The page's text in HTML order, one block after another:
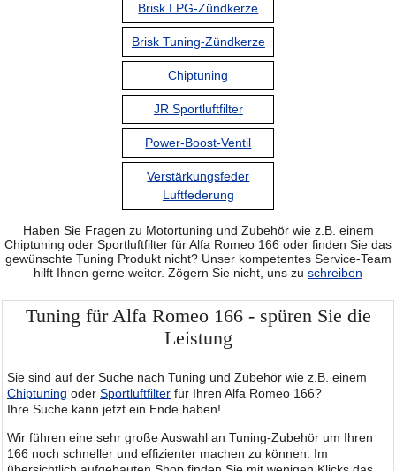
Brisk LPG-Zündkerze
Brisk Tuning-Zündkerze
Chiptuning
JR Sportluftfilter
Power-Boost-Ventil
Verstärkungsfeder
Luftfederung
Haben Sie Fragen zu Motortuning und Zubehör wie z.B. einem
Chiptuning oder Sportluftfilter für Alfa Romeo 166 oder finden Sie das
gewünschte Tuning Produkt nicht? Unser kompetentes Service-Team
hilft Ihnen gerne weiter. Zögern Sie nicht, uns zu schreiben
Tuning für Alfa Romeo 166 - spüren Sie die
Leistung
Sie sind auf der Suche nach Tuning und Zubehör wie z.B. einem
Chiptuning oder Sportluftfilter für Ihren Alfa Romeo 166?
Ihre Suche kann jetzt ein Ende haben!
Wir führen eine sehr große Auswahl an Tuning-Zubehör um Ihren
166 noch schneller und effizienter machen zu können. Im